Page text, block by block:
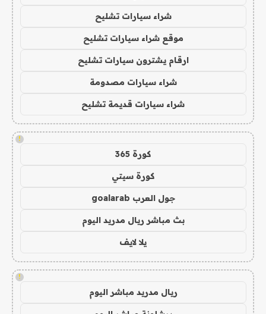
شراء سيارات تشليح
موقع شراء سيارات تشليح
ارقام يشترون سيارات تشليح
شراء سيارات مصدومة
شراء سيارات قديمة تشليح
!
كورة 365
كورة سيتي
جول العرب goalarab
بث مباشر ريال مدريد اليوم
يلا لايف
!
ريال مدريد مباشر اليوم